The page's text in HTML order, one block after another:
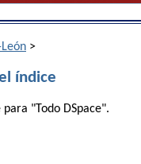
>
índice
"Todo DSpace".